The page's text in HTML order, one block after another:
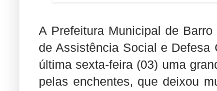
A Prefeitura Municipal de
de Assistência Social e
última sexta-feira (03) uma
pelas enchentes, que deixou